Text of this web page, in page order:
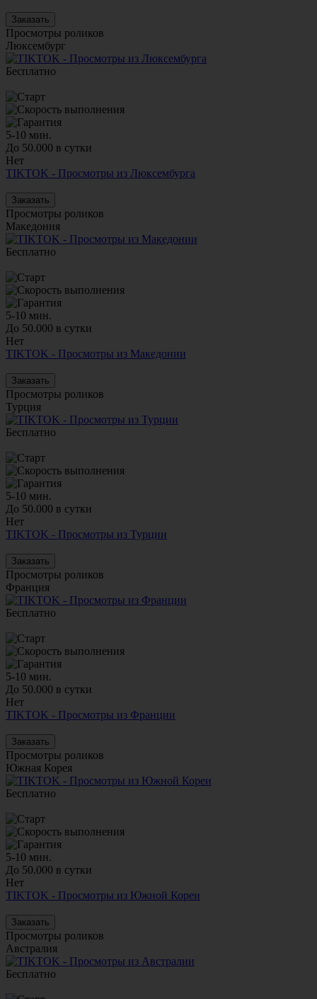
Заказать
Просмотры роликов
Люксембург
Бесплатно
5-10 мин.
До 50.000 в сутки
Нет
TIKTOK - Просмотры из Люксембурга
Заказать
Просмотры роликов
Македония
Бесплатно
5-10 мин.
До 50.000 в сутки
Нет
TIKTOK - Просмотры из Македонии
Заказать
Просмотры роликов
Турция
Бесплатно
5-10 мин.
До 50.000 в сутки
Нет
TIKTOK - Просмотры из Турции
Заказать
Просмотры роликов
Франция
Бесплатно
5-10 мин.
До 50.000 в сутки
Нет
TIKTOK - Просмотры из Франции
Заказать
Просмотры роликов
Южная Корея
Бесплатно
5-10 мин.
До 50.000 в сутки
Нет
TIKTOK - Просмотры из Южной Кореи
Заказать
Просмотры роликов
Австралия
Бесплатно